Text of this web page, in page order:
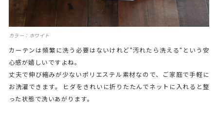
カラー：ホワイト
カーテンは頻繁に洗う必要はないけれど"汚れたら洗える"という安
心感が嬉しいですよね。
丈夫で伸び縮みが少ないポリエステル素材なので、ご家庭で手軽に
お洗濯できます。 ヒダをきれいに折りたたんでネットに入れると整
った状態で洗いあがります。